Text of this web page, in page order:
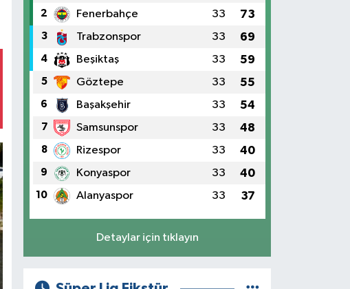
2 Fenerbahçe 33 73
3 Trabzonspor 33 69
4 Beşiktaş 33 59
5 Göztepe 33 55
6 Başakşehir 33 54
7 Samsunspor 33 48
8 Rizespor 33 40
9 Konyaspor 33 40
10 Alanyaspor 33 37
Detaylar için tıklayın